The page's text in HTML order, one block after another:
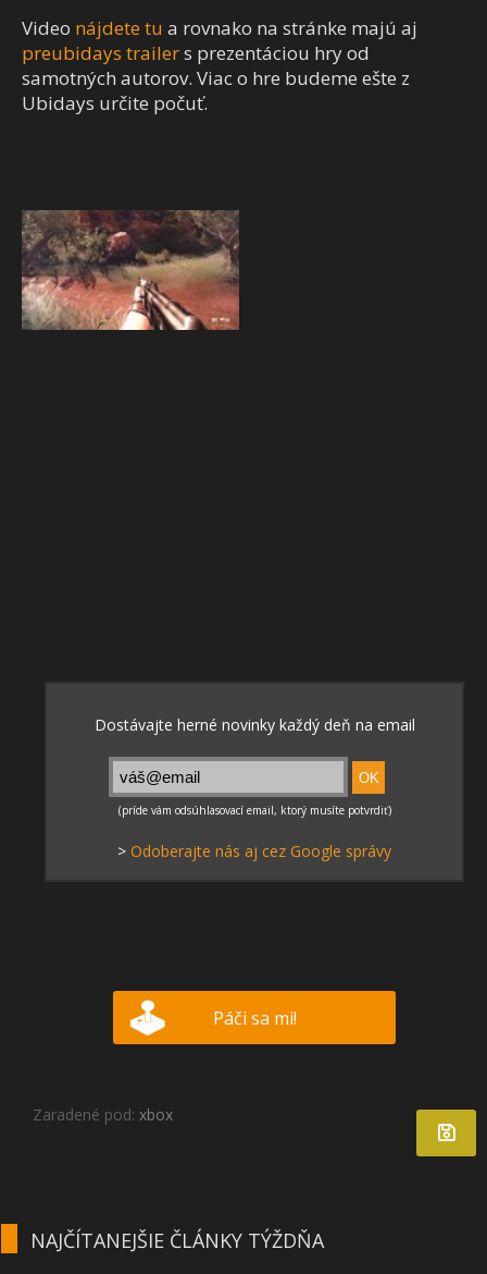
Video nájdete tu a rovnako na stránke majú aj
preubidays trailers prezentáciou hry od
samotných autorov. Viac o hre budeme ešte z
Ubidays určite počuť.
> Odoberajte nás aj cez Google správy
Páči sa mi!
Zaradené pod: xbox
NAJČÍTANEJŠIE ČLÁNKY TÝŽDŇA